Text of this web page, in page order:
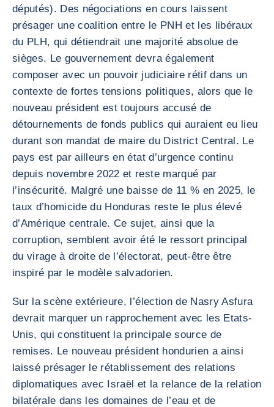
députés). Des négociations en cours laissent
présager une coalition entre le PNH et les libéraux
du PLH, qui détiendrait une majorité absolue de
sièges. Le gouvernement devra également
composer avec un pouvoir judiciaire rétif dans un
contexte de fortes tensions politiques, alors que le
nouveau président est toujours accusé de
détournements de fonds publics qui auraient eu lieu
durant son mandat de maire du District Central. Le
pays est par ailleurs en état d’urgence continu
depuis novembre 2022 et reste marqué par
l’insécurité. Malgré une baisse de 11 % en 2025, le
taux d’homicide du Honduras reste le plus élevé
d’Amérique centrale. Ce sujet, ainsi que la
corruption, semblent avoir été le ressort principal
du virage à droite de l’électorat, peut-être être
inspiré par le modèle salvadorien.
Sur la scène extérieure, l’élection de Nasry Asfura
devrait marquer un rapprochement avec les Etats-
Unis, qui constituent la principale source de
remises. Le nouveau président hondurien a ainsi
laissé présager le rétablissement des relations
diplomatiques avec Israël et la relance de la relation
bilatérale dans les domaines de l’eau et de